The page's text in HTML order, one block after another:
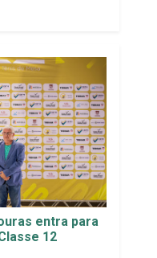
entra para
12